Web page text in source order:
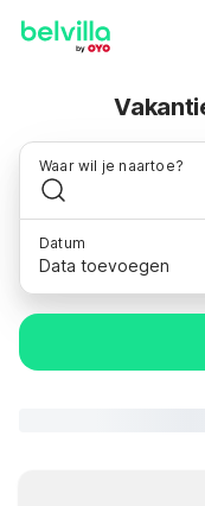
Waar wil je naartoe?
Datum
Data toevoegen